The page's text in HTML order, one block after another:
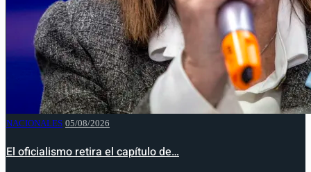
NACIONALES 05/08/2026
El oficialismo retira el capítulo de…